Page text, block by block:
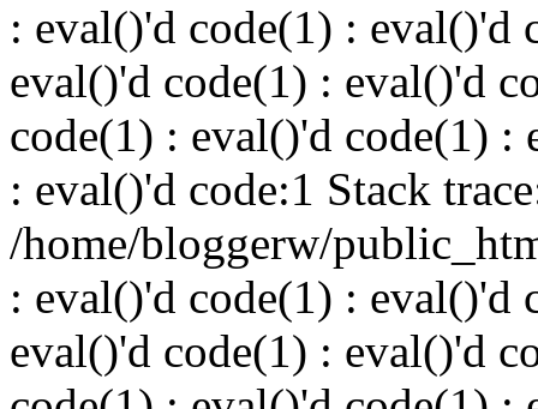
: eval()'d code(1) : eval()'d
eval()'d code(1) : eval()'d
code(1) : eval()'d code(1) :
: eval()'d code:1 Stack
/home/bloggerw/
: eval()'d code(1) : eval()'d
eval()'d code(1) : eval()'d